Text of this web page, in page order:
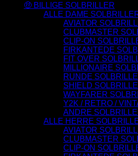
🤑 BILLIGE SOLBRILLER
ALLE DAME
AVIATOR
CLUBMASTER
CLIP-ON
FIRKANTEDE
FIT OVER
MILLIONAIRE
RUNDE
SHIELD
WAYFARER
Y2K / RETRO /
ANDRE
ALLE HERRE
AVIATOR
CLUBMASTER
CLIP-ON